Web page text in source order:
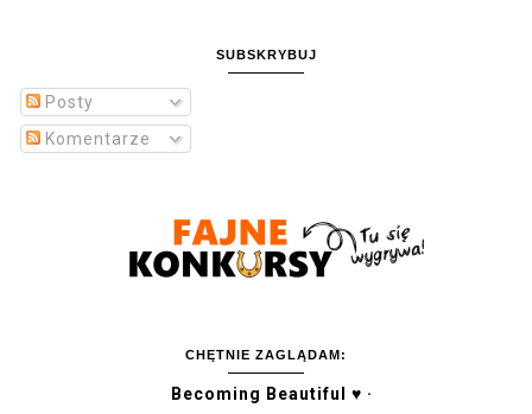
SUBSKRYBUJ
Posty
Komentarze
CHĘTNIE ZAGLĄDAM:
Becoming Beautiful ♥ ·